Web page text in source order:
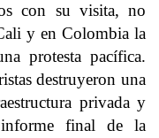
con su visita, no
y en Colombia la
protesta pacífica.
destruyeron una
privada y
final de la